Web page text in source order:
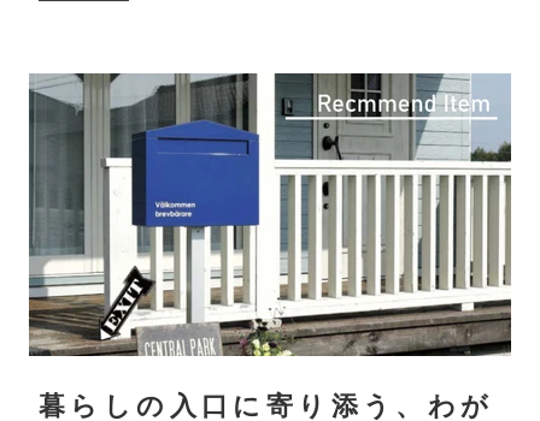
暮らしの入口に寄り添う、わが